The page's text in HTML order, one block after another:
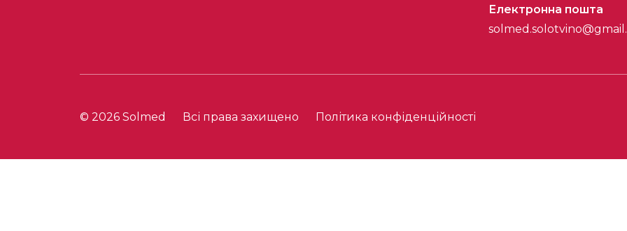
Електронна пошта
© 2026 Solmed Всі права захищено Політика конфіденційності